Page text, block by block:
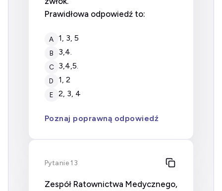
Prawidłowa odpowiedź to:
A 1, 3, 5
B 3,4.
C 3,4,5.
D 1, 2
E 2, 3, 4
Poznaj poprawną odpowiedź
Pytanie 13
Zespół Ratownictwa Medycznego,